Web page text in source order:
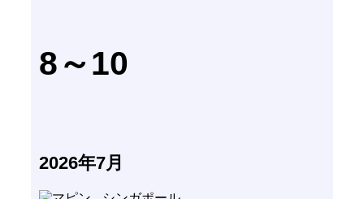
8～10
2026年7月